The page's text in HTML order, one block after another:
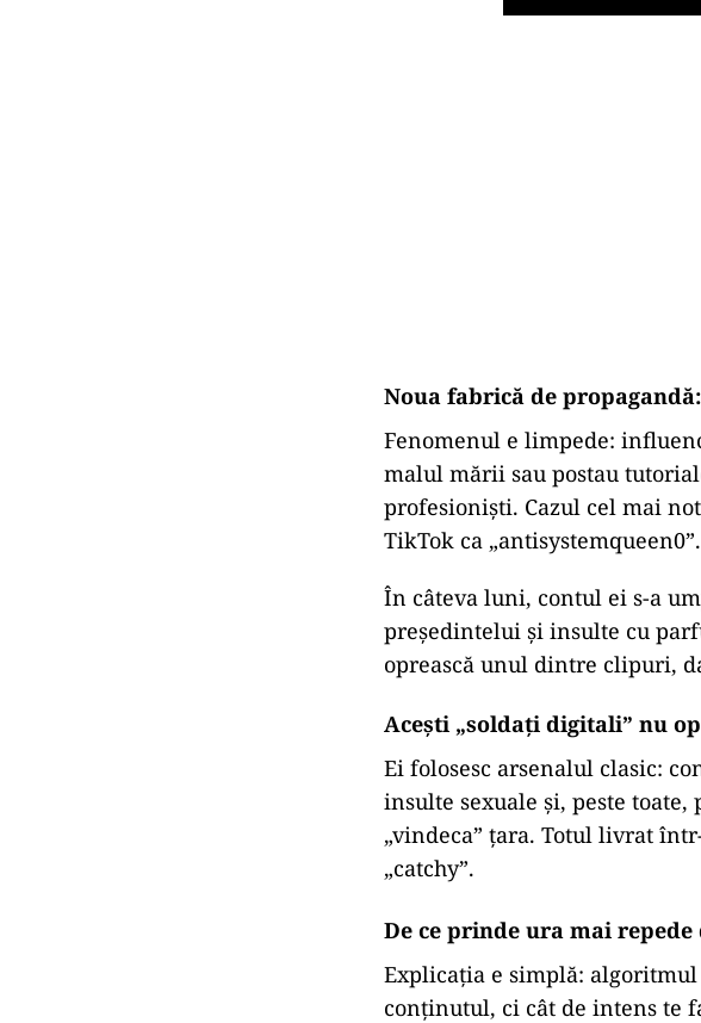
Noua fabrică de
Fenomenul e limpede:
malul mării sau postau
profesioniști. Cazul cel mai
TikTok ca „antisystemqueen0”.
În câteva luni, contul ei s-a
președintelui și insulte cu
oprească unul dintre clipuri,
Acești „soldați digitali” nu
Ei folosesc arsenalul clasic:
insulte sexuale și, peste
„vindeca” țara. Totul livrat
„catchy”.
De ce prinde ura mai
Explicația e simplă:
conținutul, ci cât de intens te